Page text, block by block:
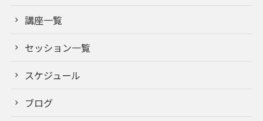
講座一覧
セッション一覧
スケジュール
ブログ